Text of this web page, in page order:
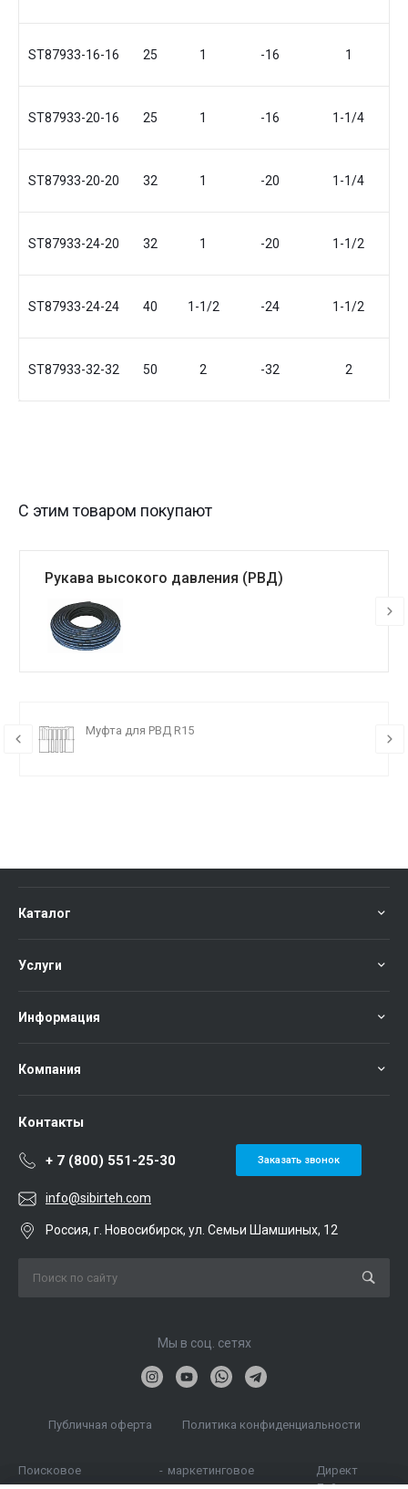
ST87933-16-16 25 1 -16 1
ST87933-20-16 25 1 -16 1-1/4
ST87933-20-20 32 1 -20 1-1/4
ST87933-24-20 32 1 -20 1-1/2
ST87933-24-24 40 1-1/2 -24 1-1/2
ST87933-32-32 50 2 -32 2
С этим товаром покупают
Рукава высокого давления (РВД)
Муфта для РВД R15
Каталог
Услуги
Информация
Компания
Контакты
+ 7 (800) 551-25-30 Заказать звонок
info@sibirteh.com
Россия, г. Новосибирск, ул. Семьи Шамшиных, 12
Мы в соц. сетях
Публичная оферта Политика конфиденциальности
Поисковое
- маркетинговое
Директ